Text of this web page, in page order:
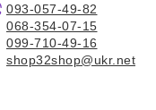
093-057-49-82
068-354-07-15
099-710-49-16
shop32shop@ukr.net